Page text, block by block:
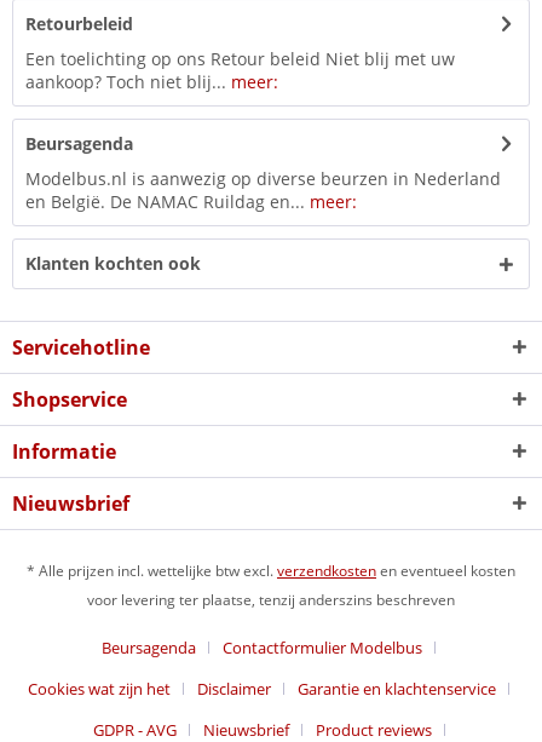
Retourbeleid
Een toelichting op ons Retour beleid Niet blij met uw
aankoop? Toch niet blij... meer:
Beursagenda
Modelbus.nl is aanwezig op diverse beurzen in Nederland
en België. De NAMAC Ruildag en... meer:
Klanten kochten ook
Servicehotline
Shopservice
Informatie
Nieuwsbrief
* Alle prijzen incl. wettelijke btw excl.verzendkostenen eventueel kosten
voor levering ter plaatse, tenzij anderszins beschreven
Beursagenda
Contactformulier Modelbus
Cookies wat zijn het
Disclaimer
Garantie en klachtenservice
GDPR - AVG
Nieuwsbrief
Product reviews